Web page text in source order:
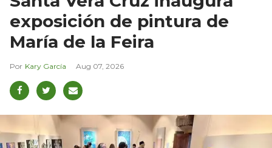
exposición de pintura de
María de la Feira
Kary García Aug 07, 2026